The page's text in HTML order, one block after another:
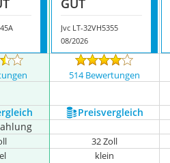
GUT
Jvc LT-32VH5355
08/2026
514 Bewertungen
Preis­vergleich
32 Zoll
klein